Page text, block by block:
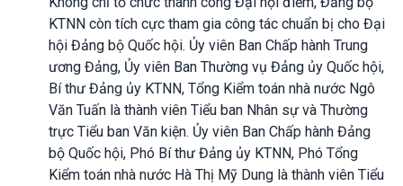
KTNN còn tích cực tham gia công tác chuẩn bị cho Đại
hội Đảng bộ Quốc hội. Ủy viên Ban Chấp hành Trung
ương Đảng, Ủy viên Ban Thường vụ Đảng ủy Quốc hội,
Bí thư Đảng ủy KTNN, Tổng Kiểm toán nhà nước Ngô
Văn Tuấn là thành viên Tiểu ban Nhân sự và Thường
trực Tiểu ban Văn kiện. Ủy viên Ban Chấp hành Đảng
bộ Quốc hội, Phó Bí thư Đảng ủy KTNN, Phó Tổng
Kiểm toán nhà nước Hà Thị Mỹ Dung là thành viên Tiểu